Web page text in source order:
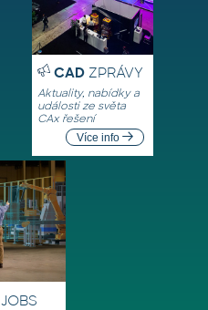
CADZPRÁVY
Aktuality, nabídky a
události ze světa
CAx řešení
Více info
JOBS